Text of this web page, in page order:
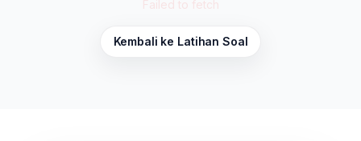
Kembali ke Latihan Soal